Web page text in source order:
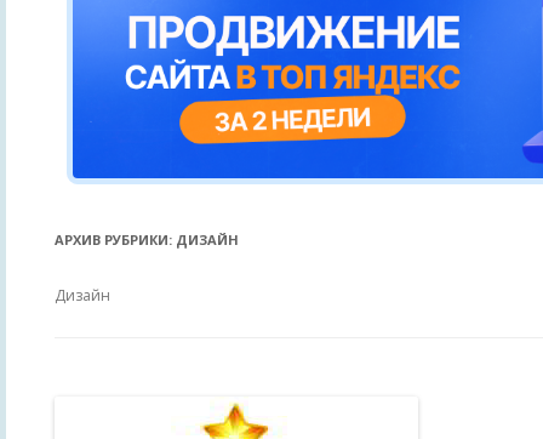
АРХИВ РУБРИКИ: ДИЗАЙН
Дизайн